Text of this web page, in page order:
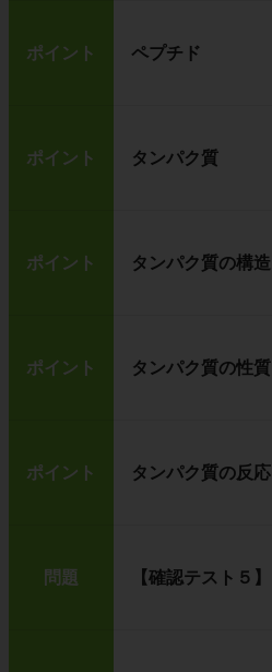
ポイント ペプチド
ポイント タンパク質
ポイント タンパク質の構造
ポイント タンパク質の性質
ポイント タンパク質の反応
問題 【確認テスト５】